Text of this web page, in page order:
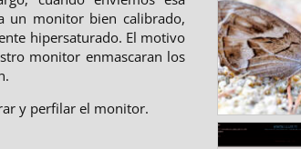
un monitor bien calibrado,
hipersaturado. El motivo
monitor enmascaran los
y perfilar el monitor.